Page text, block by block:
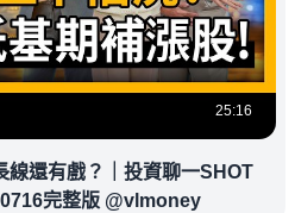
25:16
線還有戲？｜投資聊一SHOT
完整版 @vlmoney